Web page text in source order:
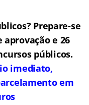
Prepare-se
e 26
públicos.
imediato,
em